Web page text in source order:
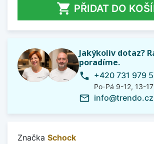
 PŘIDAT DO
Jakýkoliv dotaz?
poradíme.
phone +420 731 979
Po-Pá 9-12, 13-17
mail_outline info@trendo.cz
Značka Schock